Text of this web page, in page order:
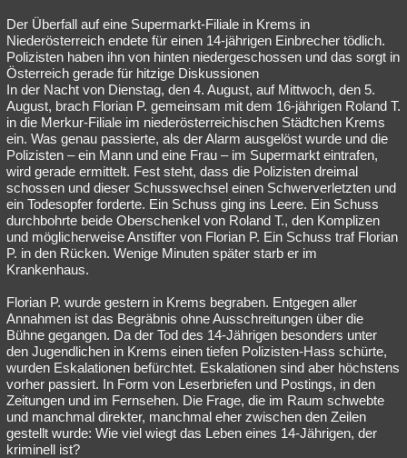
weitere Rubriken
Philosophie Träume Orte Esoterik Literatur
Astronomie Helpdesk Gruppen Gaming Filme
Musik Clash Verbesserungen Allmystery English
Übersichten
Besucht Teilgenommen Alle Neue Geschlossen
Lesenswert Schlüsselwörter
Der Überfall auf eine Supermarkt-Filiale in Krems in
Niederösterreich endete für einen 14-jährigen Einbrecher tödlich.
Polizisten haben ihn von hinten niedergeschossen und das sorgt in
Österreich gerade für hitzige Diskussionen
In der Nacht von Dienstag, den 4. August, auf Mittwoch, den 5.
August, brach Florian P. gemeinsam mit dem 16-jährigen Roland T.
in die Merkur-Filiale im niederösterreichischen Städtchen Krems
ein. Was genau passierte, als der Alarm ausgelöst wurde und die
Polizisten – ein Mann und eine Frau – im Supermarkt eintrafen,
wird gerade ermittelt. Fest steht, dass die Polizisten dreimal
schossen und dieser Schusswechsel einen Schwerverletzten und
ein Todesopfer forderte. Ein Schuss ging ins Leere. Ein Schuss
durchbohrte beide Oberschenkel von Roland T., den Komplizen
und möglicherweise Anstifter von Florian P. Ein Schuss traf Florian
P. in den Rücken. Wenige Minuten später starb er im
Krankenhaus.
Florian P. wurde gestern in Krems begraben. Entgegen aller
Annahmen ist das Begräbnis ohne Ausschreitungen über die
Bühne gegangen. Da der Tod des 14-Jährigen besonders unter
den Jugendlichen in Krems einen tiefen Polizisten-Hass schürte,
wurden Eskalationen befürchtet. Eskalationen sind aber höchstens
vorher passiert. In Form von Leserbriefen und Postings, in den
Zeitungen und im Fernsehen. Die Frage, die im Raum schwebte
und manchmal direkter, manchmal eher zwischen den Zeilen
gestellt wurde: Wie viel wiegt das Leben eines 14-Jährigen, der
kriminell ist?